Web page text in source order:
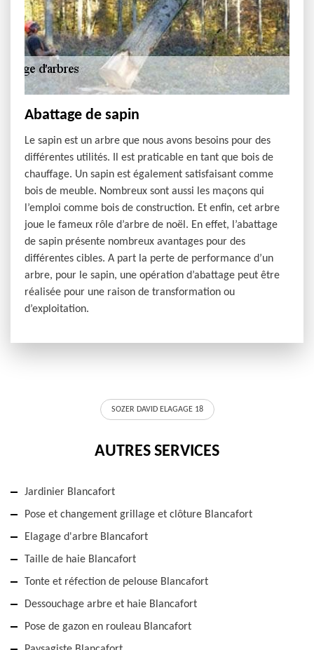
Abattage de sapin
Le sapin est un arbre que nous avons besoins pour des
différentes utilités. Il est praticable en tant que bois de
chauffage. Un sapin est également satisfaisant comme
bois de meuble. Nombreux sont aussi les maçons qui
l’emploi comme bois de construction. Et enfin, cet arbre
joue le fameux rôle d’arbre de noël. En effet, l’abattage
de sapin présente nombreux avantages pour des
différentes cibles. A part la perte de performance d’un
arbre, pour le sapin, une opération d’abattage peut être
réalisée pour une raison de transformation ou
d’exploitation.
SOZER DAVID ELAGAGE 18
AUTRES SERVICES
Jardinier Blancafort
Pose et changement grillage et clôture Blancafort
Elagage d'arbre Blancafort
Taille de haie Blancafort
Tonte et réfection de pelouse Blancafort
Dessouchage arbre et haie Blancafort
Pose de gazon en rouleau Blancafort